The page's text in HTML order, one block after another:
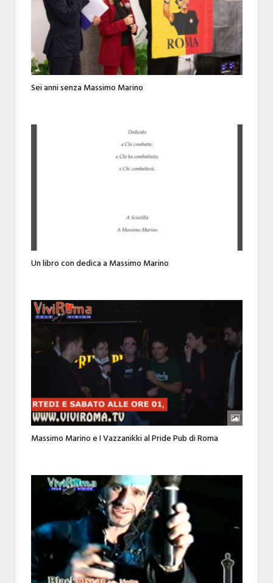
Sei anni senza Massimo Marino
Un libro con dedica a Massimo Marino
Massimo Marino e I Vazzanikki al Pride Pub di Roma